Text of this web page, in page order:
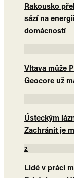
Rakousko
sází na
domácností
Vltava může
Geocore už
Ústeckým
Zachránit je
2
Lidé v práci